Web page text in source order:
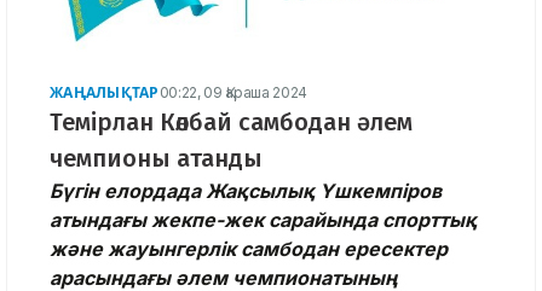
ЖАҢАЛЫҚТАР 00:22, 09 Қараша 2024
Темірлан Көлбай самбодан әлем
чемпионы атанды
Бүгін елордада Жақсылық Үшкемпіров
атындағы жекпе-жек сарайында спорттық
және жауынгерлік самбодан ересектер
арасындағы әлем чемпионатының